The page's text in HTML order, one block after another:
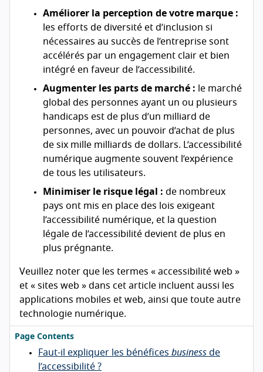
Améliorer la perception de votre marque :
les efforts de diversité et d’inclusion si
nécessaires au succès de l’entreprise sont
accélérés par un engagement clair et bien
intégré en faveur de l’accessibilité.
Augmenter les parts de marché : le marché
global des personnes ayant un ou plusieurs
handicaps est de plus d’un milliard de
personnes, avec un pouvoir d’achat de plus
de six mille milliards de dollars. L’accessibilité
numérique augmente souvent l’expérience
de tous les utilisateurs.
Minimiser le risque légal : de nombreux
pays ont mis en place des lois exigeant
l’accessibilité numérique, et la question
légale de l’accessibilité devient de plus en
plus prégnante.
Veuillez noter que les termes « accessibilité web »
et « sites web » dans cet article incluent aussi les
applications mobiles et web, ainsi que toute autre
technologie numérique.
Page Contents
Faut-il expliquer les bénéfices business de
l’accessibilité ?